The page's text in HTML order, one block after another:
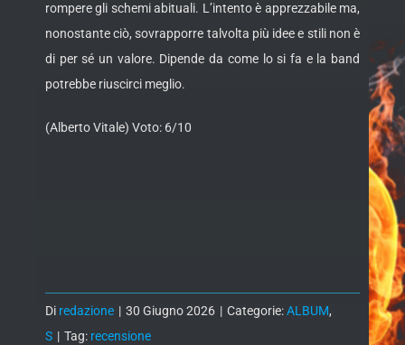
rompere gli schemi abituali. L’intento è apprezzabile ma,
nonostante ciò, sovrapporre talvolta più idee e stili non è
di per sé un valore. Dipende da come lo si fa e la band
potrebbe riuscirci meglio.
(Alberto Vitale) Voto: 6/10
Di redazione | 30 Giugno 2026 | Categorie:ALBUM,
S | Tag: recensione